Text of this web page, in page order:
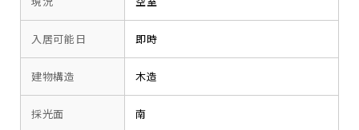
入居可能日 即時
建物構造 木造
採光面 南